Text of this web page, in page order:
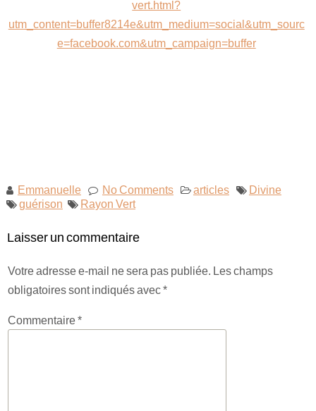
Maitre Hilarion, Maitre du Rayon Vert !
vert.html?
utm_content=buffer8214e&utm_medium=social&utm_sourc
e=facebook.com&utm_campaign=buffer
Emmanuelle No Comments articles
Divine
guérison
Rayon Vert
Laisser un commentaire
Votre adresse e-mail ne sera pas publiée. Les champs
obligatoires sont indiqués avec*
Commentaire*